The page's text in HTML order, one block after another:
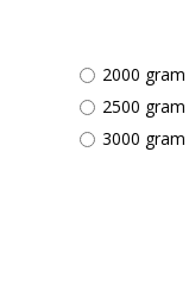
2000 gram
2500 gram
3000 gram